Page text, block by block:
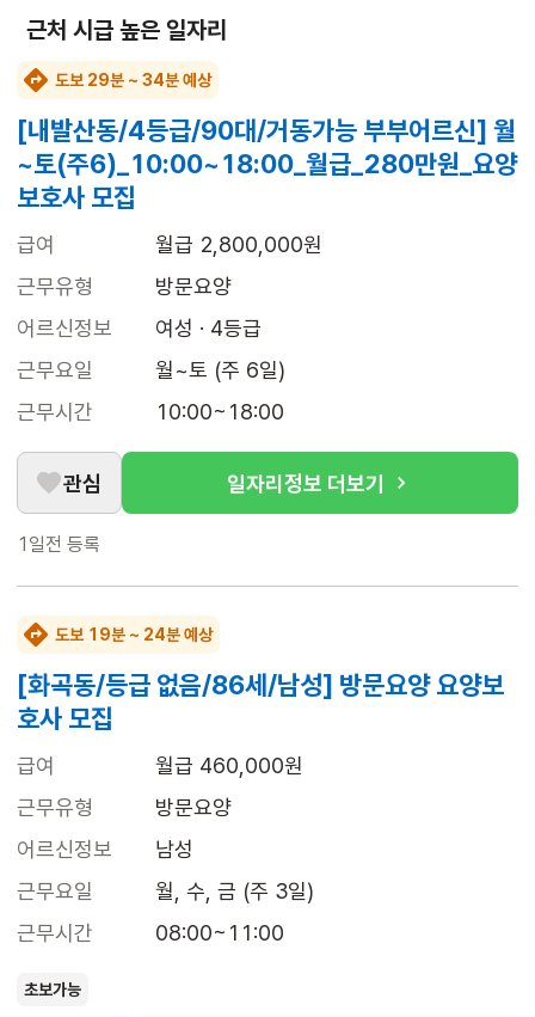
근처 시급 높은 일자리
도보 29분 ~ 34분 예상
[내발산동/4등급/90대/거동가능 부부어르신] 월
~토(주6)_10:00~18:00_월급_280만원_요양
보호사 모집
급여
월급 2,800,000원
근무유형
방문요양
어르신정보
여성 · 4등급
근무요일
월~토 (주 6일)
근무시간
10:00~18:00
관심 일자리정보 더보기
1일전 등록
도보 19분 ~ 24분 예상
[화곡동/등급 없음/86세/남성] 방문요양 요양보
호사 모집
급여
월급 460,000원
근무유형
방문요양
어르신정보
남성
근무요일
월, 수, 금 (주 3일)
근무시간
08:00~11:00
초보가능